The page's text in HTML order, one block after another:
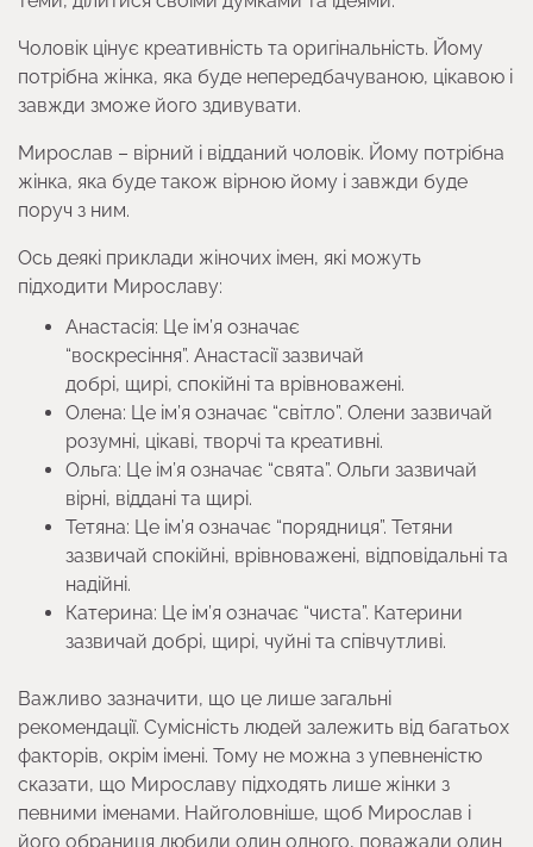
Чоловік цінує креативність та оригінальність. Йому
потрібна жінка, яка буде непередбачуваною, цікавою і
завжди зможе його здивувати.
Мирослав – вірний і відданий чоловік. Йому потрібна
жінка, яка буде також вірною йому і завжди буде
поруч з ним.
Ось деякі приклади жіночих імен, які можуть
підходити Мирославу:
Анастасія: Це ім’я означає
“воскресіння”. Анастасії зазвичай
добрі, щирі, спокійні та врівноважені.
Олена: Це ім’я означає “світло”. Олени зазвичай
розумні, цікаві, творчі та креативні.
Ольга: Це ім’я означає “свята”. Ольги зазвичай
вірні, віддані та щирі.
Тетяна: Це ім’я означає “порядниця”. Тетяни
зазвичай спокійні, врівноважені, відповідальні та
надійні.
Катерина: Це ім’я означає “чиста”. Катерини
зазвичай добрі, щирі, чуйні та співчутливі.
Важливо зазначити, що це лише загальні
рекомендації. Сумісність людей залежить від багатьох
факторів, окрім імені. Тому не можна з упевненістю
сказати, що Мирославу підходять лише жінки з
певними іменами. Найголовніше, щоб Мирослав і
його обраниця любили один одного, поважали один